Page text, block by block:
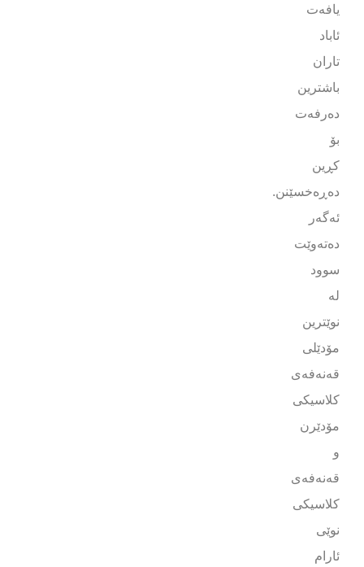
یافەت
ئاباد
تاران
باشترین
دەرفەت
بۆ
کڕین
دەڕەخسێنن.
ئەگەر
دەتەوێت
سوود
لە
نوێترین
مۆدێلی
قەنەفەی
کلاسیکی
مۆدێرن
و
قەنەفەی
کلاسیکی
نوێی
ئارام